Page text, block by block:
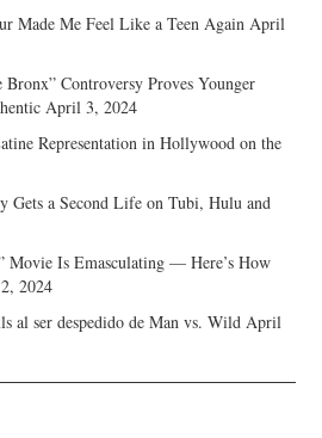
Made Me Feel Like a Teen Again April
Controversy Proves Younger
April 3, 2024
Representation in Hollywood on the
Gets a Second Life on Tubi, Hulu and
Movie Is Emasculating — Here’s How
2024
al ser despedido de Man vs. Wild April